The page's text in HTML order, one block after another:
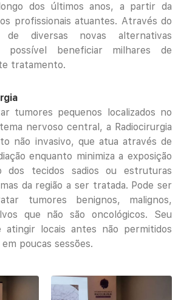
dos últimos anos, a partir da
profissionais atuantes. Através do
de diversas novas alternativas
possível beneficiar milhares de
tratamento.
tumores pequenos localizados no
nervoso central, a Radiocirurgia
não invasivo, que atua através de
enquanto minimiza a exposição
dos tecidos sadios ou estruturas
da região a ser tratada. Pode ser
tumores benignos, malignos,
que não são oncológicos. Seu
atingir locais antes não permitidos
poucas sessões.